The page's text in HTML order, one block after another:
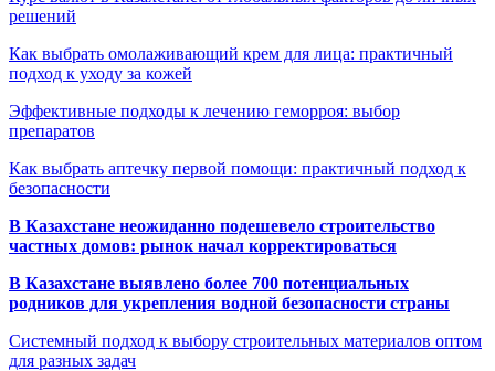
решений
Как выбрать омолаживающий крем для лица: практичный
подход к уходу за кожей
Эффективные подходы к лечению геморроя: выбор
препаратов
Как выбрать аптечку первой помощи: практичный подход к
безопасности
В Казахстане неожиданно подешевело строительство
частных домов: рынок начал корректироваться
В Казахстане выявлено более 700 потенциальных
родников для укрепления водной безопасности страны
Системный подход к выбору строительных материалов оптом
для разных задач